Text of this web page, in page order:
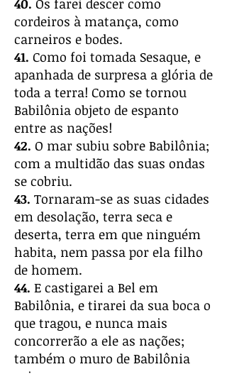
40. Os farei descer como
cordeiros à matança, como
carneiros e bodes.
41. Como foi tomada Sesaque, e
apanhada de surpresa a glória de
toda a terra! Como se tornou
Babilônia objeto de espanto
entre as nações!
42. O mar subiu sobre Babilônia;
com a multidão das suas ondas
se cobriu.
43. Tornaram-se as suas cidades
em desolação, terra seca e
deserta, terra em que ninguém
habita, nem passa por ela filho
de homem.
44. E castigarei a Bel em
Babilônia, e tirarei da sua boca o
que tragou, e nunca mais
concorrerão a ele as nações;
também o muro de Babilônia